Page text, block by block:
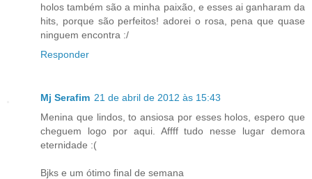
holos também são a minha paixão, e esses ai ganharam da
hits, porque são perfeitos! adorei o rosa, pena que quase
ninguem encontra :/
Responder
Mj Serafim 21 de abril de 2012 às 15:43
Menina que lindos, to ansiosa por esses holos, espero que
cheguem logo por aqui. Affff tudo nesse lugar demora
eternidade :(
Bjks e um ótimo final de semana